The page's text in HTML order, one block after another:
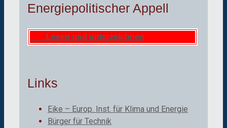
Energiepolitischer Appell
Lesen und unterzeichnen
Links
Eike – Europ. Inst. für Klima und Energie
Bürger für Technik